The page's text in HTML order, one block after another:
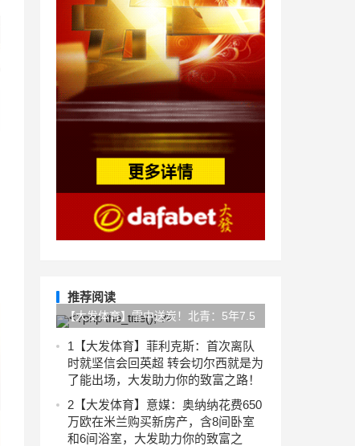
推荐阅读
【大发体育】雪中送炭！北青：5年7.5
亿，中超未来5年版权合作接近签约，
大发助力你的致富之路！
1 【大发体育】菲利克斯：首次离队
时就坚信会回英超 转会切尔西就是为
了能出场，大发助力你的致富之路！
2 【大发体育】意媒：奥纳纳花费650
万欧在米兰购买新房产，含8间卧室
和6间浴室，大发助力你的致富之